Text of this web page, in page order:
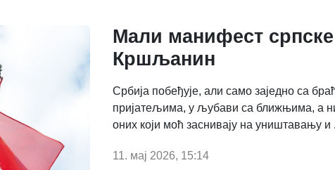
Мали манифест
Кршљанин
Србија побеђује, али само заједно са
пријатељима, у љубави са ближњима, а
оних који моћ заснивају на уништавању и
11. мај 2026, 15:14